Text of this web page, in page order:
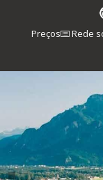
Preços Rede